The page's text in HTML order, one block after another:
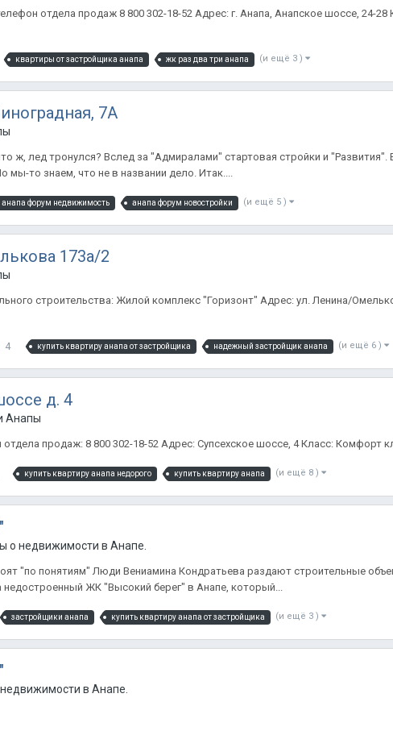
отдела продаж 8 800 302-18-52 Адрес: г. Анапа, Анапское шоссе, 24-
квартиры от застройщика анапа жк раз два три анапа (и ещё 3 )
7А
ж, лед тронулся? Вслед за "Адмиралами" стартовая стройки и "Развития".
мы-то знаем, что не в названии дело. Итак....
анапа форум недвижимость анапа форум новостройки (и ещё 5 )
173а/2
строительства: Жилой комплекс "Горизонт" Адрес: ул. Ленина/
4 купить квартиру анапа от застройщика надежный застройщик анапа (и ещё 6 )
д. 4
Анапы
продаж: 8 800 302-18-52 Адрес: Супсехское шоссе, 4 Класс: Комфорт
купить квартиру анапа недорого купить квартиру анапа (и ещё 8 )
о недвижимости в Анапе.
"по понятиям" Люди Вениамина Кондратьева раздают строительные
ЖК "Высокий берег" в Анапе, который...
застройщики анапа купить квартиру анапа от застройщика (и ещё 3 )
в Анапе.